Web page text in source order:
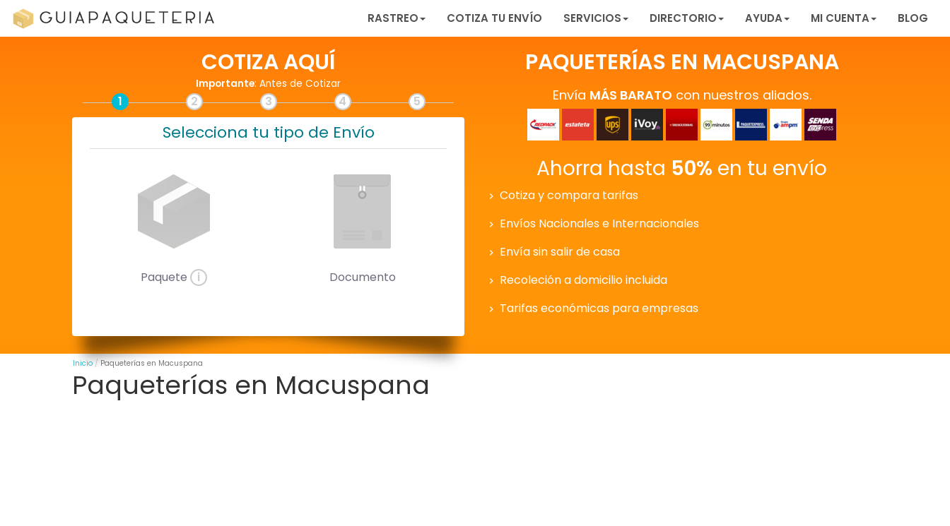
RASTREO COTIZA TU ENVÍO SERVICIOS DIRECTORIO AYUDA MI CUENTA BLOG
COTIZA AQUÍ
Importante: Antes de Cotizar
1 2 3 4 5
Selecciona tu tipo de Envío
Paquete i Documento
PAQUETERÍAS EN MACUSPANA
Envía MÁS BARATO con nuestros aliados.
Ahorra hasta 50% en tu envío
Cotiza y compara tarifas
Envíos Nacionales e Internacionales
Envía sin salir de casa
Recoleción a domicilio incluida
Tarifas económicas para empresas
Inicio Paqueterías en Macuspana
Paqueterías en Macuspana